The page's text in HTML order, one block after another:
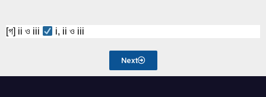
[গ] ii ও iii i, ii ও iii
Next